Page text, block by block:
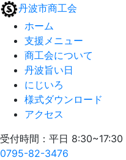
丹波市商工会
ホーム
支援メニュー
商工会について
丹波旨い日
にじいろ
様式ダウンロード
アクセス
受付時間：平日 8:30~17:30
0795-82-3476